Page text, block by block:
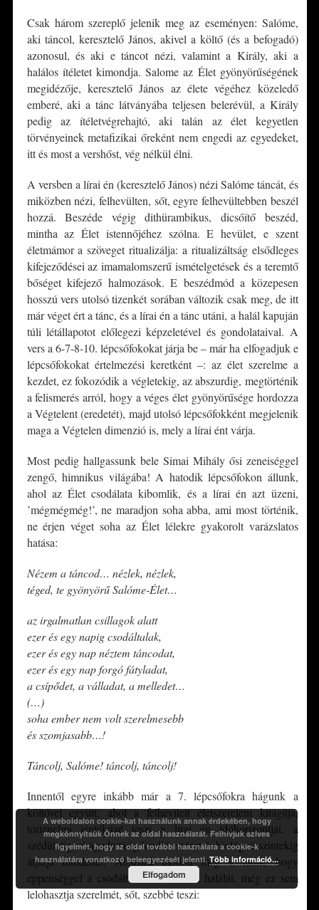
Csak három szereplő jelenik meg az eseményen: Salóme,
aki táncol, keresztelő János, akivel a költő (és a befogadó)
azonosul, és aki e táncot nézi, valamint a Király, aki a
halálos ítéletet kimondja. Salome az Élet gyönyörűségének
megidézője, keresztelő János az élete végéhez közeledő
emberé, aki a tánc látványába teljesen belerévül, a Király
pedig az ítéletvégrehajtó, aki talán az élet kegyetlen
törvényeinek metafizikai őreként nem engedi az egyedeket,
itt és most a vershőst, vég nélkül élni.
A versben a lírai én (keresztelő János) nézi Salóme táncát, és
miközben nézi, felhevülten, sőt, egyre felhevültebben beszél
hozzá. Beszéde végig dithürambikus, dicsőítő beszéd,
mintha az Élet istennőjéhez szólna. E hevület, e szent
életmámor a szöveget ritualizálja: a ritualizáltság elsődleges
kifejeződései az imamalomszerű ismételgetések és a teremtő
bőséget kifejező halmozások. E beszédmód a közepesen
hosszú vers utolsó tizenkét sorában változik csak meg, de itt
már véget ért a tánc, és a lírai én a tánc utáni, a halál kapuján
túli létállapotot előlegezi képzeletével és gondolataival. A
vers a 6-7-8-10. lépcsőfokokat járja be – már ha elfogadjuk e
lépcsőfokokat értelmezési keretként –: az élet szerelme a
kezdet, ez fokozódik a végletekig, az abszurdig, megtörténik
a felismerés arról, hogy a véges élet gyönyörűsége hordozza
a Végtelent (eredetét), majd utolsó lépcsőfokként megjelenik
maga a Végtelen dimenzió is, mely a lírai ént várja.
Most pedig hallgassunk bele Simai Mihály ősi zeneiséggel
zengő, himnikus világába! A hatodik lépcsőfokon állunk,
ahol az Élet csodálata kibomlik, és a lírai én azt üzeni,
’mégmégmég!’, ne maradjon soha abba, ami most történik,
ne érjen véget soha az Élet lélekre gyakorolt varázslatos
hatása:
Nézem a táncod… nézlek, nézlek,
téged, te gyönyörű Salóme-Élet…
az irgalmatlan csillagok alatt
ezer és egy napig csodáltalak,
ezer és egy nap néztem táncodat,
ezer és egy nap forgó fátyladat,
a csípődet, a válladat, a melledet…
(…)
soha ember nem volt szerelmesebb
és szomjasabb…!
Táncolj, Salóme! táncolj, táncolj!
Innentől egyre inkább már a 7. lépcsőfokra hágunk a
költővel együtt, ahol a felhevített életszerelem kitágítja,
történelmi léptékűvé teszi a lírai én időhorizontját, a
szédületig, elragadtatásig lendíti, már-már biológiai szintekig
átjárja mindenét. Abszurd módon még a tudat, hogy
éppenséggel a csodált Élet követeli a halálát, még ez sem
lelohasztja szerelmét, sőt, szebbé teszi:
A weboldalon cookie-kat használunk annak érdekében, hogy
megkönnyítsük Önnek az oldal használatát. Felhívjuk szíves
figyelmét, hogy az oldal további használata a cookie-k
használatára vonatkozó beleegyezését jelenti.Több információ...
Elfogadom